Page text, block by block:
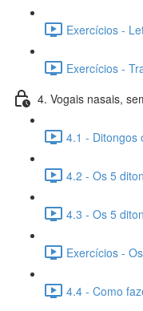
Exercícios -
Exercícios -
4. Vogais nasais,
4.1 - Ditongos
4.2 - Os 5
4.3 - Os 5
Exercícios -
4.4 - Como